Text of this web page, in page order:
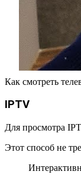
Как смотреть
IPTV
Для просмотра
Этот способ не